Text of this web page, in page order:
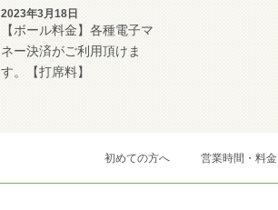
2023年3月18日
【ボール料金】各種電子マ
ネー決済がご利用頂けま
す。【打席料】
初めての方へ 営業時間・料金